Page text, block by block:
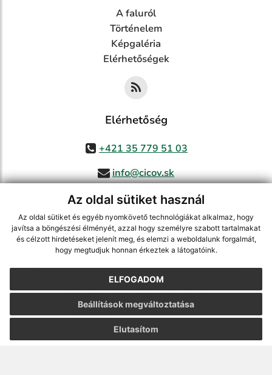
Az oldal sütiket használ
Az oldal sütiket és egyéb nyomkövető technológiákat alkalmaz, hogy
javítsa a böngészési élményét, azzal hogy személyre szabott tartalmakat
és célzott hirdetéseket jelenít meg, és elemzi a weboldalunk forgalmát,
hogy megtudjuk honnan érkeztek a látogatóink.
ELFOGADOM
Elutasítom
Beállítások megváltoztatása
A faluról
Történelem
Képgaléria
Elérhetőségek
Elérhetőség
+421 35 779 51 03
info@cicov.sk
használja ki a legfrissebb információk követését az RSS funkcióval,
ECHELON 2 CMS rendszer (tartalomkezelő rendszer),Honlaptérkép
Internetes portál, webhosting,webex.digital, s.r.o.,Domain-ek
A legutolsó frissítés időpontja:03.08.2026
Nyomtatás|Hozzáférési nyilatkozat